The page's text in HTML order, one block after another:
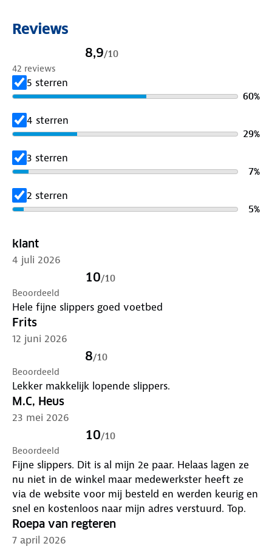
Reviews
8,9/10
42 reviews
5 sterren
60%
4 sterren
29%
3 sterren
7%
2 sterren
5%
klant
4 juli 2026
10/10
Beoordeeld
Hele fijne slippers goed voetbed
Frits
12 juni 2026
8/10
Beoordeeld
Lekker makkelijk lopende slippers.
M.C, Heus
23 mei 2026
10/10
Beoordeeld
Fijne slippers. Dit is al mijn 2e paar. Helaas lagen ze
nu niet in de winkel maar medewerkster heeft ze
via de website voor mij besteld en werden keurig en
snel en kostenloos naar mijn adres verstuurd. Top.
Roepa van regteren
7 april 2026